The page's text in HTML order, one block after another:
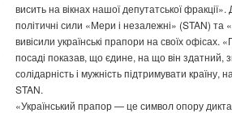
висить на вікнах нашої депутатської
політичні сили «Мери і незалежні» (STAN) та
вивісили українські прапори на своїх
посаді показав, що єдине, на що він здатний,
солідарність і мужність підтримувати
STAN.
«Український прапор — це символ опору